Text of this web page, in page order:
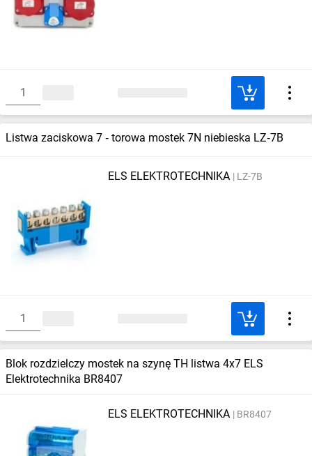
Listwa zaciskowa 7 ‑ torowa mostek 7N niebieska LZ‑7B
ELS ELEKTROTECHNIKA LZ-7B
Blok rozdzielczy mostek na szynę TH listwa 4x7 ELS
Elektrotechnika BR8407
ELS ELEKTROTECHNIKA BR8407